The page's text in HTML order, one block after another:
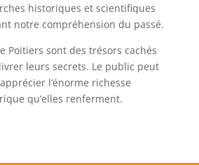
historiques et scientifiques
notre compréhension du passé.
Poitiers sont des trésors cachés
leurs secrets. Le public peut
l’énorme richesse
qu’elles renferment.